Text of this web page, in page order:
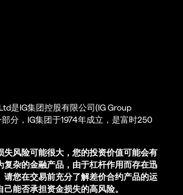
是IG集团控股有限公司(IG Group
分，IG集团于1974年成立，是富时250
失风险可能很大，您的投资价值可能会有
复杂的金融产品，由于杠杆作用而存在迅
请您在交易前充分了解差价合约产品的运
能否承担资金损失的高风险。